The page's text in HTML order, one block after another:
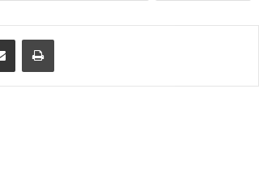
Enviar vía email Imprimir